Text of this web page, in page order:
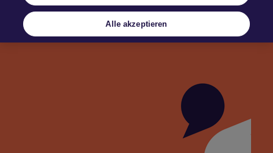
Der Dialog Simulator für Ihren
Verkaufserfolg
Alle akzeptieren